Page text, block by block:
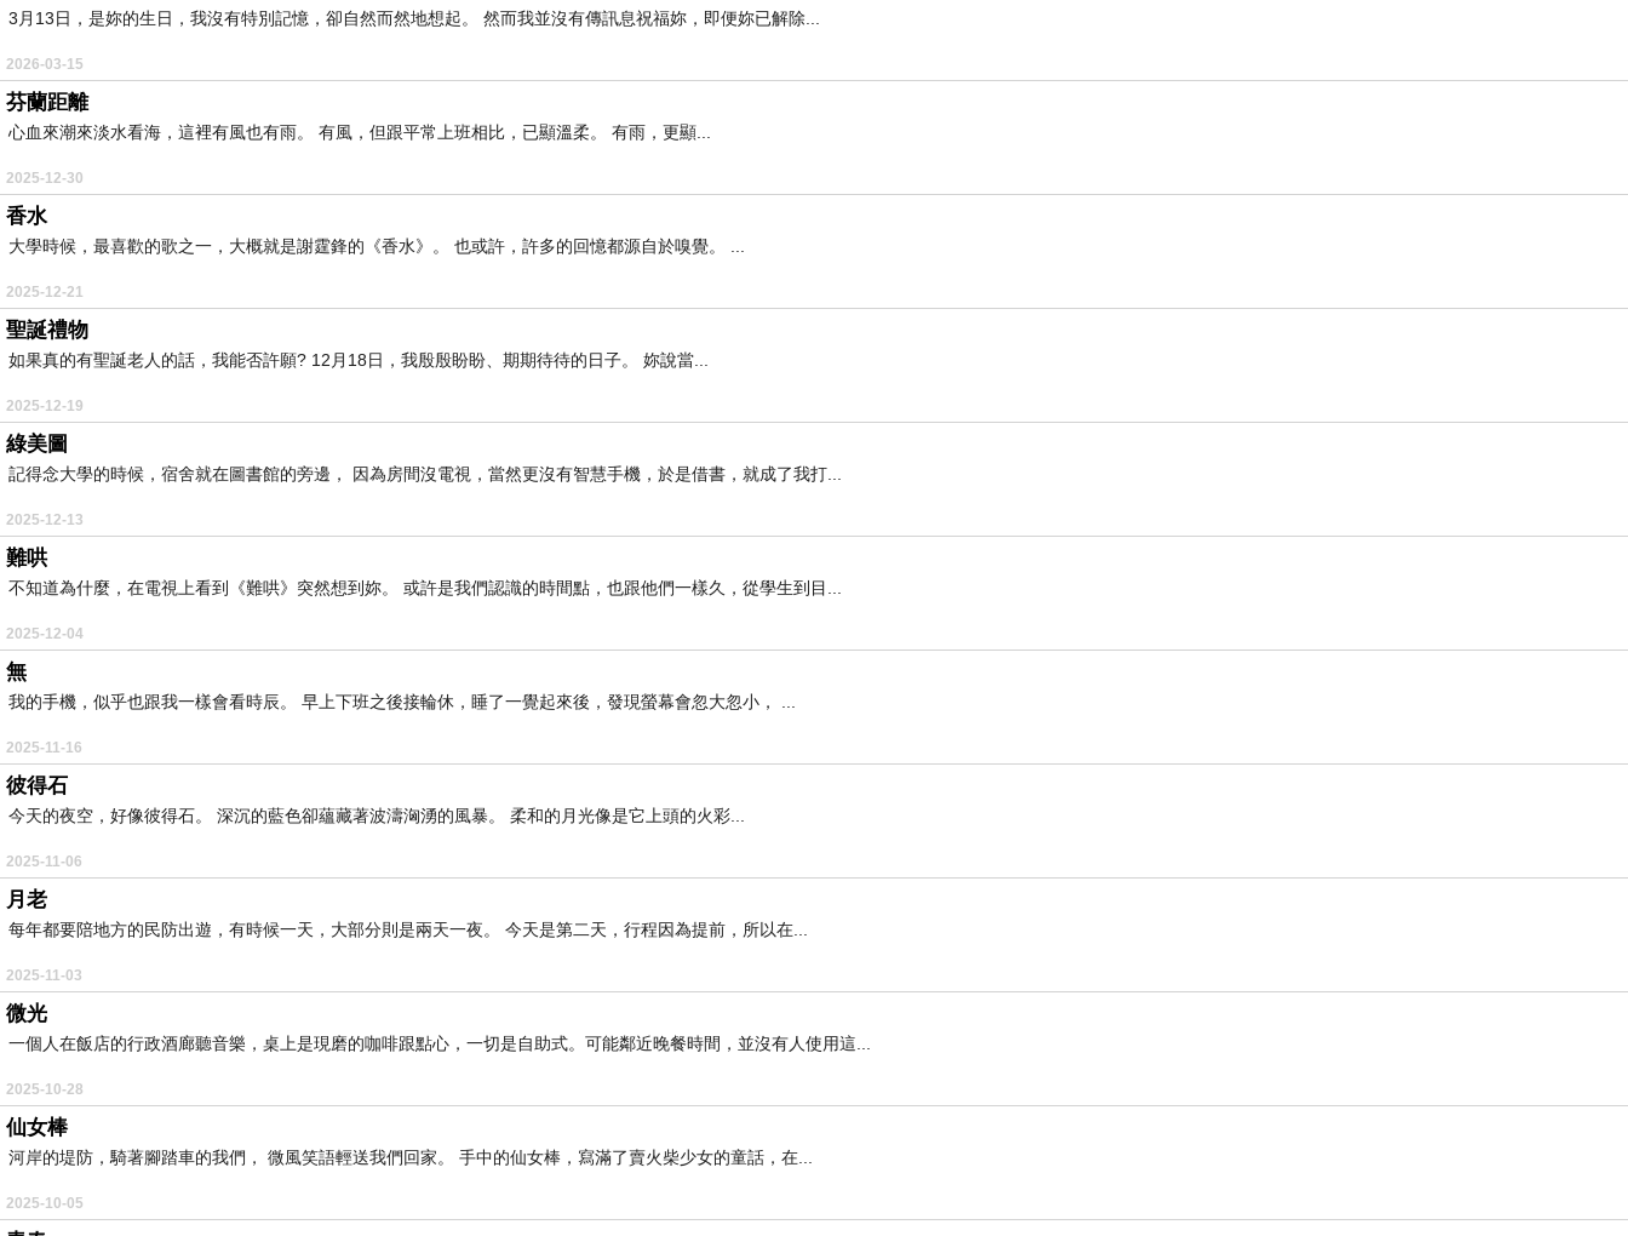
3月13日，是妳的生日，我沒有特別記憶，卻自然而然地想起。 然而我並沒有傳訊息祝福妳，即便妳已解除...
2026-03-15
芬蘭距離
心血來潮來淡水看海，這裡有風也有雨。 有風，但跟平常上班相比，已顯溫柔。 有雨，更顯...
2025-12-30
香水
大學時候，最喜歡的歌之一，大概就是謝霆鋒的《香水》。 也或許，許多的回憶都源自於嗅覺。 ...
2025-12-21
聖誕禮物
如果真的有聖誕老人的話，我能否許願? 12月18日，我殷殷盼盼、期期待待的日子。 妳說當...
2025-12-19
綠美圖
記得念大學的時候，宿舍就在圖書館的旁邊， 因為房間沒電視，當然更沒有智慧手機，於是借書，就成了我打...
2025-12-13
難哄
不知道為什麼，在電視上看到《難哄》突然想到妳。 或許是我們認識的時間點，也跟他們一樣久，從學生到目...
2025-12-04
無
我的手機，似乎也跟我一樣會看時辰。 早上下班之後接輪休，睡了一覺起來後，發現螢幕會忽大忽小， ...
2025-11-16
彼得石
今天的夜空，好像彼得石。 深沉的藍色卻蘊藏著波濤洶湧的風暴。 柔和的月光像是它上頭的火彩...
2025-11-06
月老
每年都要陪地方的民防出遊，有時候一天，大部分則是兩天一夜。 今天是第二天，行程因為提前，所以在...
2025-11-03
微光
一個人在飯店的行政酒廊聽音樂，桌上是現磨的咖啡跟點心，一切是自助式。可能鄰近晚餐時間，並沒有人使用這...
2025-10-28
仙女棒
河岸的堤防，騎著腳踏車的我們， 微風笑語輕送我們回家。 手中的仙女棒，寫滿了賣火柴少女的童話，在...
2025-10-05